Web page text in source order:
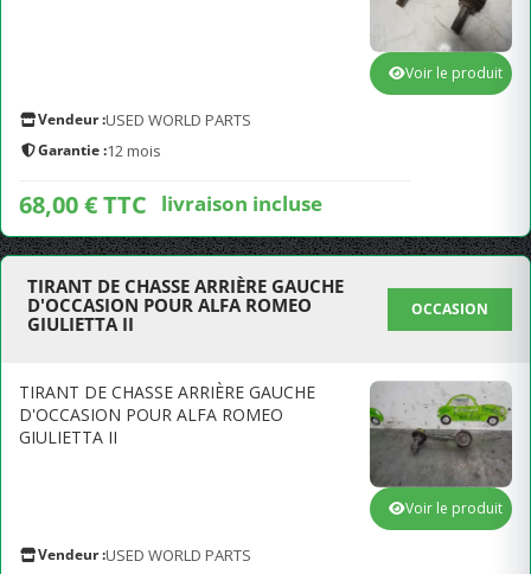
Vendeur :USED WORLD PARTS
Garantie :12 mois
68,00 € TTC livraison incluse
Voir le produit
TIRANT DE CHASSE ARRIÈRE GAUCHE
D'OCCASION POUR ALFA ROMEO
GIULIETTA II
OCCASION
TIRANT DE CHASSE ARRIÈRE GAUCHE
D'OCCASION POUR ALFA ROMEO
GIULIETTA II
Vendeur :USED WORLD PARTS
Voir le produit